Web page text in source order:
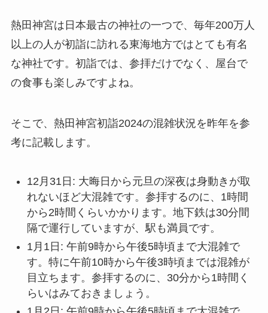
熱田神宮は日本最古の神社の一つで、毎年200万人
以上の人が初詣に訪れる東海地方ではとても有名
な神社です。初詣では、参拝だけでなく、屋台で
の食事も楽しみですよね。
そこで、熱田神宮初詣2024の混雑状況を昨年を参
考に記載します。
12月31日: 大晦日から元旦の深夜は身動きが取
れないほど大混雑です。参拝するのに、1時間
から2時間くらいかかります。地下鉄は30分間
隔で運行していますが、駅も満員です。
1月1日: 午前9時から午後5時頃まで大混雑で
す。特に午前10時から午後3時頃までは混雑が
目立ちます。参拝するのに、30分から1時間く
らいはみておきましょう。